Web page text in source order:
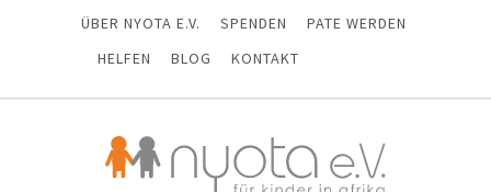
ÜBER NYOTA E.V. SPENDEN
PATE WERDEN
HELFEN
BLOG KONTAKT